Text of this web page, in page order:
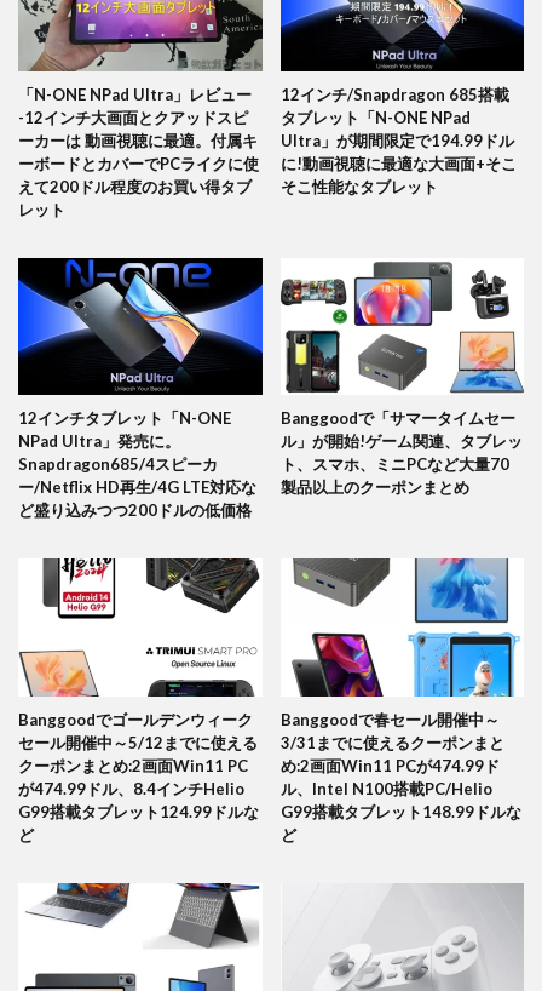
「N-ONE NPad Ultra」レビュー
-12インチ大画面とクアッドスピ
ーカーは 動画視聴に最適。付属キ
ーボードとカバーでPCライクに使
えて200ドル程度のお買い得タブ
レット
12インチ/Snapdragon 685搭載
タブレット「N-ONE NPad
Ultra」が期間限定で194.99ドル
に!動画視聴に最適な大画面+そこ
そこ性能なタブレット
12インチタブレット「N-ONE
NPad Ultra」発売に。
Snapdragon685/4スピーカ
ー/Netflix HD再生/4G LTE対応な
ど盛り込みつつ200ドルの低価格
Banggoodで「サマータイムセー
ル」が開始!ゲーム関連、タブレッ
ト、スマホ、ミニPCなど大量70
製品以上のクーポンまとめ
Banggoodでゴールデンウィーク
セール開催中～5/12までに使える
クーポンまとめ:2画面Win11 PC
が474.99ドル、8.4インチHelio
G99搭載タブレット124.99ドルな
ど
Banggoodで春セール開催中～
3/31までに使えるクーポンまと
め:2画面Win11 PCが474.99ド
ル、Intel N100搭載PC/Helio
G99搭載タブレット148.99ドルな
ど